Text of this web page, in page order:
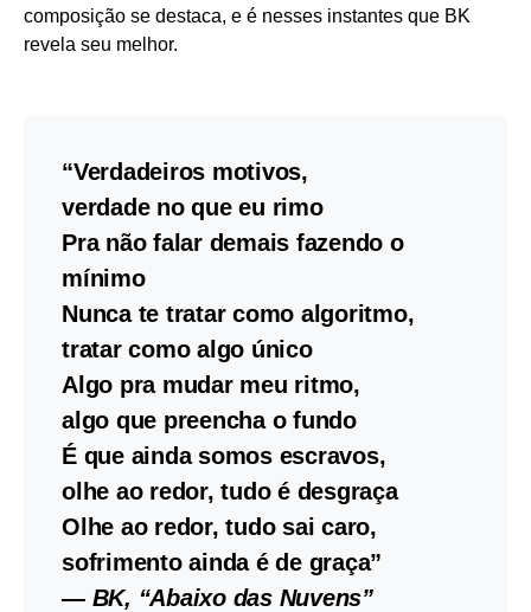
composição se destaca, e é nesses instantes que BK
revela seu melhor.
“Verdadeiros motivos,
verdade no que eu rimo
Pra não falar demais fazendo o
mínimo
Nunca te tratar como algoritmo,
tratar como algo único
Algo pra mudar meu ritmo,
algo que preencha o fundo
É que ainda somos escravos,
olhe ao redor, tudo é desgraça
Olhe ao redor, tudo sai caro,
sofrimento ainda é de graça”
— BK, “Abaixo das Nuvens”